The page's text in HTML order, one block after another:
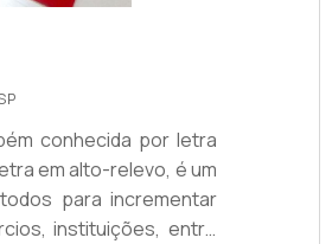
conhecida por letra
em alto-relevo, é um
para incrementar
instituições, entre